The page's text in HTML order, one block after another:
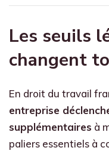
Les seuils
changent
En droit du travail
entreprise
supplémentaires à
paliers essentiels à